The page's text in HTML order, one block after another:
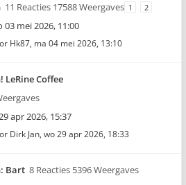
11 Reacties 17588 Weergaves 1 2
03 mei 2026, 11:00
Hk87, ma 04 mei 2026, 13:10
LeRine Coffee
apr 2026, 15:37
Dirk Jan, wo 29 apr 2026, 18:33
Bart 8 Reacties 5396 Weergaves